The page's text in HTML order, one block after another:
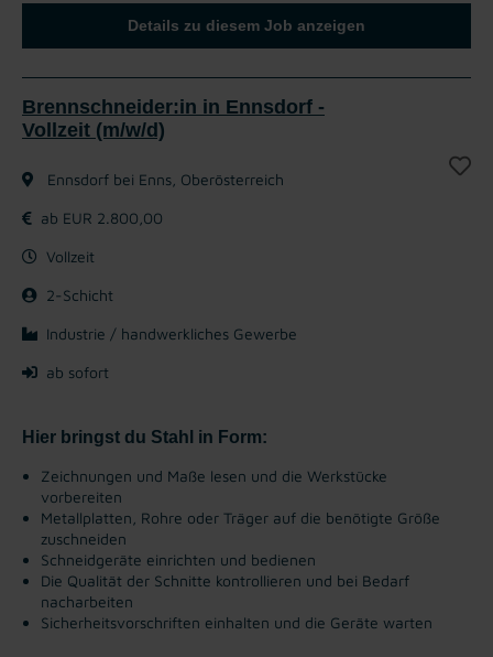
Details zu diesem Job anzeigen
Brennschneider:in in Ennsdorf -
Vollzeit (m/w/d)
Ennsdorf bei Enns, Oberösterreich
ab EUR 2.800,00
Vollzeit
2-Schicht
Industrie / handwerkliches Gewerbe
ab sofort
Hier bringst du Stahl in Form:
Zeichnungen und Maße lesen und die Werkstücke
vorbereiten
Metallplatten, Rohre oder Träger auf die benötigte Größe
zuschneiden
Schneidgeräte einrichten und bedienen
Die Qualität der Schnitte kontrollieren und bei Bedarf
nacharbeiten
Sicherheitsvorschriften einhalten und die Geräte warten